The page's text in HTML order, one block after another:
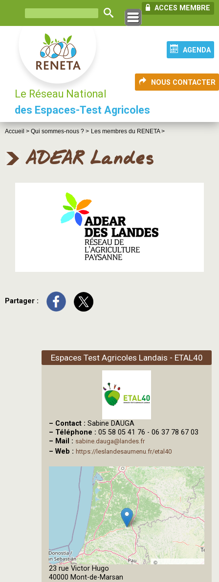
ACCES MEMBRE
AGENDA
NOUS CONTACTER
Le Réseau National
des Espaces-Test Agricoles
Accueil > Qui sommes-nous ? > Les membres du RENETA >
ADEAR Landes
Partager :
Espaces Test Agricoles Landais - ETAL40
– Contact : Sabine DAUGA
– Téléphone : 05 58 05 41 76 - 06 37 78 67 03
– Mail : sabine.dauga@landes.fr
– Web : https://leslandesaumenu.fr/etal40
©
23 rue Victor Hugo
40000 Mont-de-Marsan